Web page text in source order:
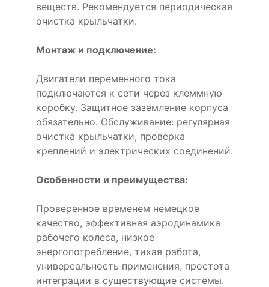
веществ. Рекомендуется периодическая
очистка крыльчатки.
Монтаж и подключение:
Двигатели переменного тока
подключаются к сети через клеммную
коробку. Защитное заземление корпуса
обязательно. Обслуживание: регулярная
очистка крыльчатки, проверка
креплений и электрических соединений.
Особенности и преимущества:
Проверенное временем немецкое
качество, эффективная аэродинамика
рабочего колеса, низкое
энергопотребление, тихая работа,
универсальность применения, простота
интеграции в существующие системы.